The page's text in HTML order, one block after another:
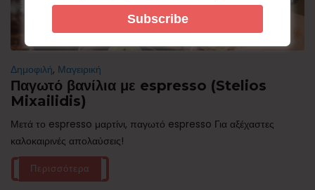
Δημοφιλή, Μαγειρική
Παγωτό βανίλια με espresso (Stelios
Mixailidis)
Μετά το espresso μαρτίνι, παγωτό espresso Για αξέχαστες
καλοκαιρινές απολαύσεις!
Περισσότερα